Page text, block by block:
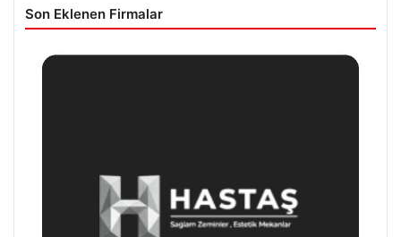
Son Eklenen Firmalar